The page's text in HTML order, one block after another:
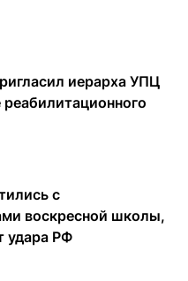
иерарха УПЦ
с
воскресной школы,
удара РФ